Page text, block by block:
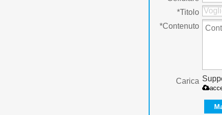
*Titolo
*Contenuto
Carica